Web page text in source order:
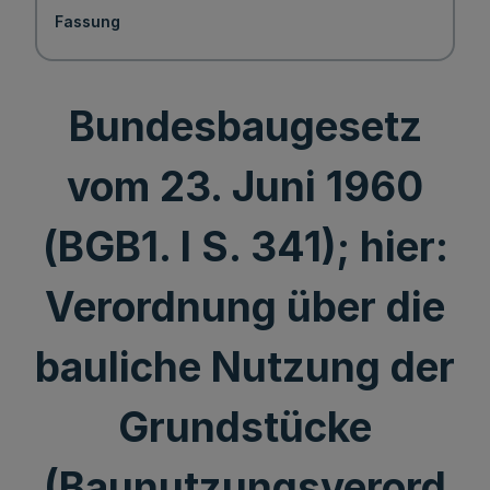
Fassung
Bundesbaugesetz
vom 23. Juni 1960
(BGB1. I S. 341); hier:
Verordnung über die
bauliche Nutzung der
Grundstücke